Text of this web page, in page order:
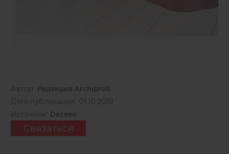
Автор:
Редакция Archiprofi
Дата публикации: 01.10.2019
Источник:
Dezeen
Связаться